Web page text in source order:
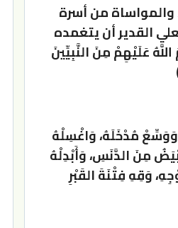
والمواساة من أسرة
القدير أن يتغمده
عَلَيْهِمْ مِنَ النَّبِيِّينَ
وَوَسِّعْ مُدْخَلَهُ، وَاغْسِلْهُ
مِنَ الدَّنَسِ، وَأَبْدِلْهُ
وَقِهِ فِتْنَةَ القَبْرِ